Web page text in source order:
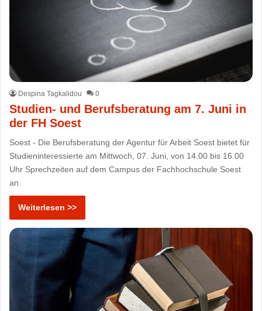
Despina Tagkalidou 0
Studien- und Berufsberatung am 7. Juni in
der FH Soest
Soest - Die Berufsberatung der Agentur für Arbeit Soest bietet für
Studieninteressierte am Mittwoch, 07. Juni, von 14.00 bis 16.00
Uhr Sprechzeiten auf dem Campus der Fachhochschule Soest
an.
Weiterlesen >>